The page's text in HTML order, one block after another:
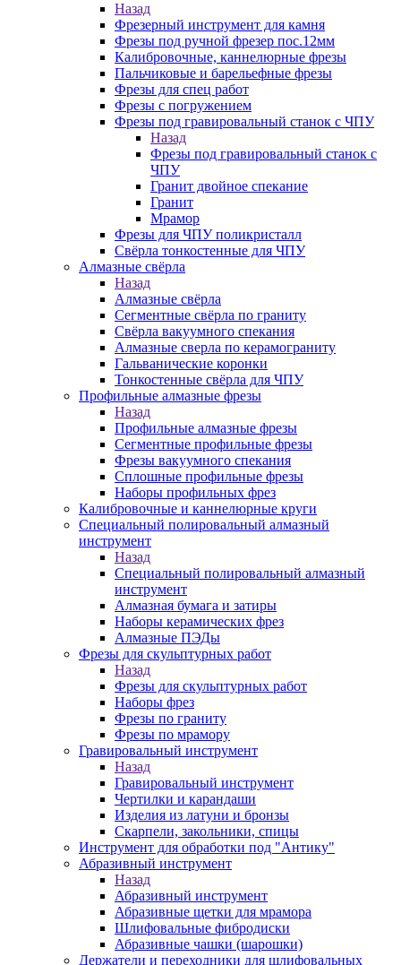
Назад
Фрезерный инструмент для камня
Фрезы под ручной фрезер пос.12мм
Калибровочные, каннелюрные фрезы
Пальчиковые и барельефные фрезы
Фрезы для спец работ
Фрезы с погружением
Фрезы под гравировальный станок с ЧПУ
Назад
Фрезы под гравировальный станок с
ЧПУ
Гранит двойное спекание
Гранит
Мрамор
Фрезы для ЧПУ поликристалл
Свёрла тонкостенные для ЧПУ
Алмазные свёрла
Назад
Алмазные свёрла
Сегментные свёрла по граниту
Свёрла вакуумного спекания
Алмазные сверла по керамограниту
Гальванические коронки
Тонкостенные свёрла для ЧПУ
Профильные алмазные фрезы
Назад
Профильные алмазные фрезы
Сегментные профильные фрезы
Фрезы вакуумного спекания
Сплошные профильные фрезы
Наборы профильных фрез
Калибровочные и каннелюрные круги
Специальный полировальный алмазный
инструмент
Назад
Специальный полировальный алмазный
инструмент
Алмазная бумага и затиры
Наборы керамических фрез
Алмазные ПЭДы
Фрезы для скульптурных работ
Назад
Фрезы для скульптурных работ
Наборы фрез
Фрезы по граниту
Фрезы по мрамору
Гравировальный инструмент
Назад
Гравировальный инструмент
Чертилки и карандаши
Изделия из латуни и бронзы
Скарпели, закольники, спицы
Инструмент для обработки под "Антику"
Абразивный инструмент
Назад
Абразивный инструмент
Абразивные щетки для мрамора
Шлифовальные фибродиски
Абразивные чашки (шарошки)
Держатели и переходники для шлифовальных